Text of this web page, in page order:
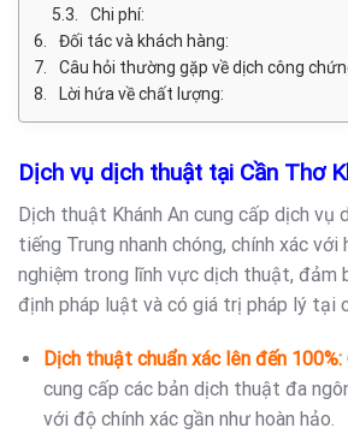
Chi phí:
Đối tác và khách hàng:
Câu hỏi thường gặp về dịch công chứng
Lời hứa về chất lượng:
Dịch vụ dịch thuật tại Cần Thơ
Dịch thuật Khánh An cung cấp dịch vụ
tiếng Trung nhanh chóng, chính xác với
nghiệm trong lĩnh vực dịch thuật, đảm
định pháp luật và có giá trị pháp lý tại
Dịch thuật chuẩn xác lên đến 100%:
cung cấp các bản dịch thuật đa
với độ chính xác gần như hoàn hảo.